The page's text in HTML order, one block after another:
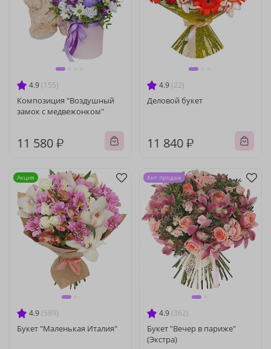
4.9 (155)
Композиция "Воздушный
замок с медвежонком"
11 580 ₽
4.9 (22)
Деловой букет
11 840 ₽
4.9 (589)
Букет "Маленькая Италия"
Акция
4.9 (362)
Букет "Вечер в париже"
(Экстра)
Хит продаж